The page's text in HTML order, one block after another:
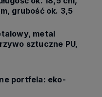
grubość ok. 3,5
metal
sztuczne PU,
portfela: eko-